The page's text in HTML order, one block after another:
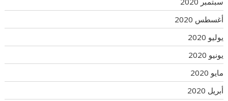
أغسطس 2020
يوليو 2020
يونيو 2020
مايو 2020
أبريل 2020